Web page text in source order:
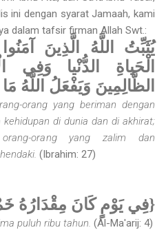
ini dengan syarat Jamaah, kami
dalam tafsir firman Allah Swt.:
يُثَبِّتُ اللَّهُ الَّذِينَ
الْحَياةِ الدُّنْيا وَفِي
الظَّالِمِينَ وَيَفْعَلُ اللَّهُ
orang yang beriman dengan
di dunia dan di akhirat;
orang yang zalim dan
(Ibrahim: 27)
{فِي يَوْمٍ كَانَ مِقْدَارُهُ
puluh ribu tahun. (Al-Ma'arij: 4)